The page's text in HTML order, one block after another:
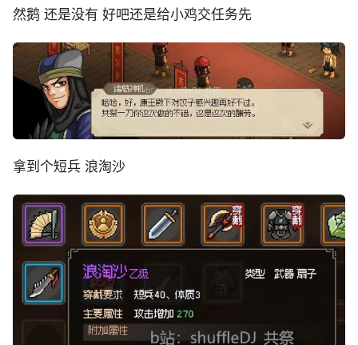
然鹅 还是没有 好吧还是给小鸡交任务先
拿到个短兵 浪淘沙